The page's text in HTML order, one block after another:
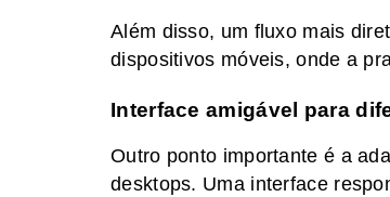
Além disso, um fluxo mais
dispositivos móveis, onde a
Interface amigável para
Outro ponto importante é a
desktops. Uma interface